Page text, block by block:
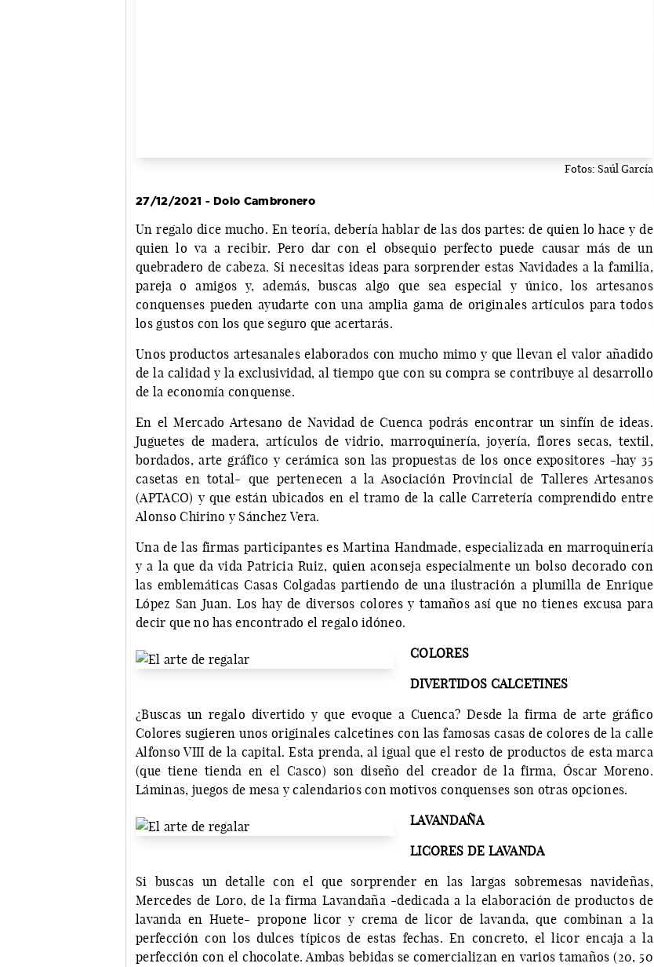
Fotos: Saúl García
27/12/2021 - Dolo Cambronero
Un regalo dice mucho. En teoría, debería hablar de las dos partes: de quien lo hace y de
quien lo va a recibir. Pero dar con el obsequio perfecto puede causar más de un
quebradero de cabeza. Si necesitas ideas para sorprender estas Navidades a la familia,
pareja o amigos y, además, buscas algo que sea especial y único, los artesanos
conquenses pueden ayudarte con una amplia gama de originales artículos para todos
los gustos con los que seguro que acertarás.
Unos productos artesanales elaborados con mucho mimo y que llevan el valor añadido
de la calidad y la exclusividad, al tiempo que con su compra se contribuye al desarrollo
de la economía conquense.
En el Mercado Artesano de Navidad de Cuenca podrás encontrar un sinfín de ideas.
Juguetes de madera, artículos de vidrio, marroquinería, joyería, flores secas, textil,
bordados, arte gráfico y cerámica son las propuestas de los once expositores -hay 35
casetas en total- que pertenecen a la Asociación Provincial de Talleres Artesanos
(APTACO) y que están ubicados en el tramo de la calle Carretería comprendido entre
Alonso Chirino y Sánchez Vera.
Una de las firmas participantes es Martina Handmade, especializada en marroquinería
y a la que da vida Patricia Ruiz, quien aconseja especialmente un bolso decorado con
las emblemáticas Casas Colgadas partiendo de una ilustración a plumilla de Enrique
López San Juan. Los hay de diversos colores y tamaños así que no tienes excusa para
decir que no has encontrado el regalo idóneo.
COLORES
DIVERTIDOS CALCETINES
¿Buscas un regalo divertido y que evoque a Cuenca? Desde la firma de arte gráfico
Colores sugieren unos originales calcetines con las famosas casas de colores de la calle
Alfonso VIII de la capital. Esta prenda, al igual que el resto de productos de esta marca
(que tiene tienda en el Casco) son diseño del creador de la firma, Óscar Moreno.
Láminas, juegos de mesa y calendarios con motivos conquenses son otras opciones.
LAVANDAÑA
LICORES DE LAVANDA
Si buscas un detalle con el que sorprender en las largas sobremesas navideñas,
Mercedes de Loro, de la firma Lavandaña -dedicada a la elaboración de productos de
lavanda en Huete- propone licor y crema de licor de lavanda, que combinan a la
perfección con los dulces típicos de estas fechas. En concreto, el licor encaja a la
perfección con el chocolate. Ambas bebidas se comercializan en varios tamaños (20, 50